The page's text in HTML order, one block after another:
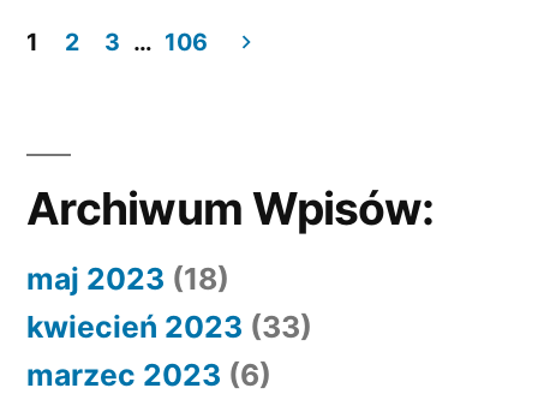
po
wpisach
1 2 3 … 106
Archiwum Wpisów:
maj 2023 (18)
kwiecień 2023 (33)
marzec 2023 (6)